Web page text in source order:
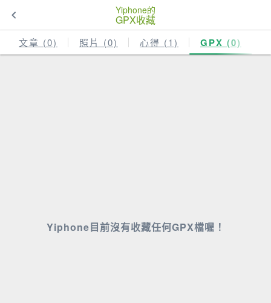
Yiphone的
GPX收藏
文章 (0) 照片 (0) 心得 (1) GPX (0)
Yiphone目前沒有收藏任何GPX檔喔！